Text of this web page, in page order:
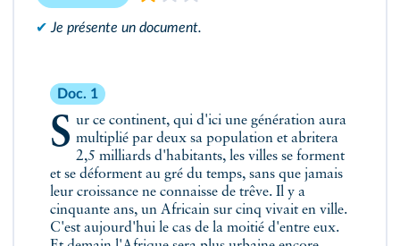
✔ Je présente un document.
Doc. 1
Sur ce continent, qui d'ici une génération aura multiplié par deux sa population et abritera
2,5 milliards d'habitants, les villes se forment
et se déforment au gré du temps, sans que jamais
leur croissance ne connaisse de trêve. Il y a
cinquante ans, un Africain sur cinq vivait en ville.
C'est aujourd'hui le cas de la moitié d'entre eux.